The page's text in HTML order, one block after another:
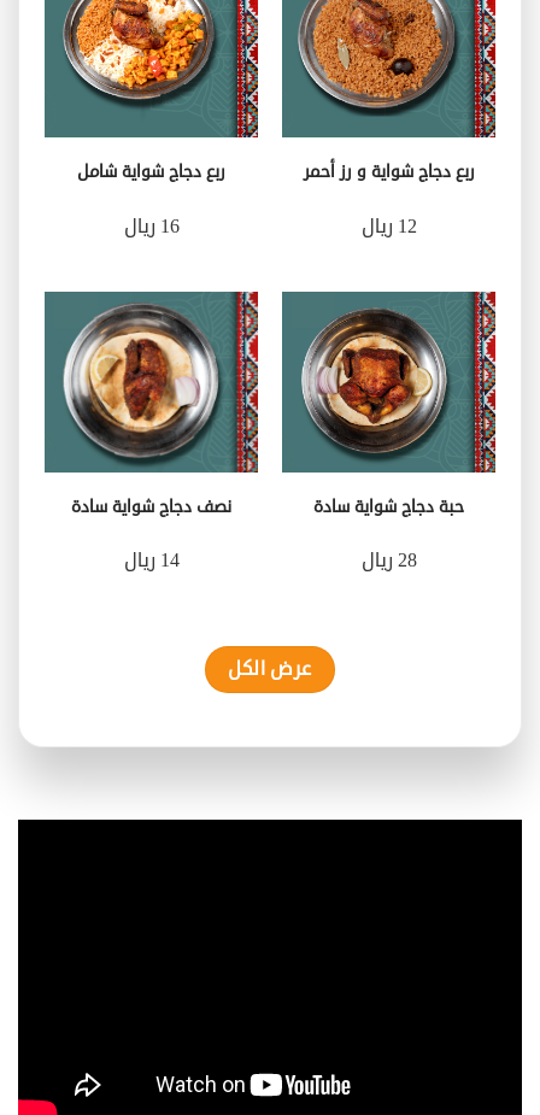
ربع دجاج شواية و رز أحمر
12 ريال
ربع دجاج شواية شامل
16 ريال
حبة دجاج شواية سادة
28 ريال
نصف دجاج شواية سادة
14 ريال
عرض الكل